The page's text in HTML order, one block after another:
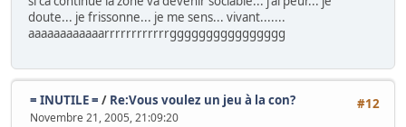
doute... je frissonne... je me sens... vivant.......
aaaaaaaaaaaarrrrrrrrrrrrgggggggggggggggg
#12
= INUTILE = / Re:Vous voulez un jeu à la con?
Novembre 21, 2005, 21:09:20